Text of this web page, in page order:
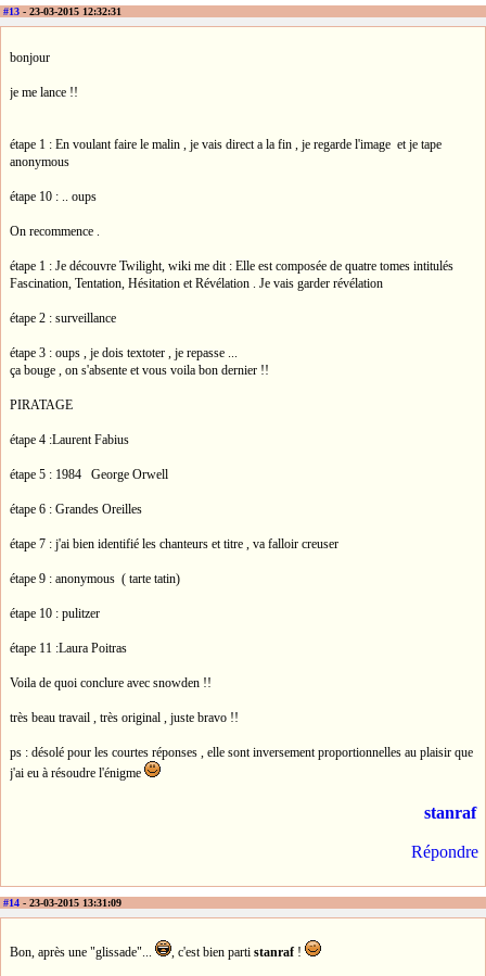
#13 - 23-03-2015 12:32:31
bonjour
je me lance !!
étape 1 : En voulant faire le malin , je vais direct a la fin , je regarde l'image et je tape
anonymous
étape 10 : .. oups
On recommence .
étape 1 : Je découvre Twilight, wiki me dit : Elle est composée de quatre tomes intitulés
Fascination, Tentation, Hésitation et Révélation . Je vais garder révélation
étape 2 : surveillance
étape 3 : oups , je dois textoter , je repasse ...
ça bouge , on s'absente et vous voila bon dernier !!
PIRATAGE
étape 4 :Laurent Fabius
étape 5 : 1984 George Orwell
étape 6 : Grandes Oreilles
étape 7 : j'ai bien identifié les chanteurs et titre , va falloir creuser
étape 9 : anonymous ( tarte tatin)
étape 10 : pulitzer
étape 11 :Laura Poitras
Voila de quoi conclure avec snowden !!
très beau travail , très original , juste bravo !!
ps : désolé pour les courtes réponses , elle sont inversement proportionnelles au plaisir que
j'ai eu à résoudre l'énigme
stanraf
Répondre
#14 - 23-03-2015 13:31:09
Bon, après une "glissade"... , c'est bien parti stanraf !